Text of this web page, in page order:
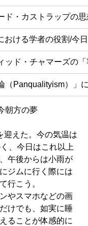
ド・カストラップの
おける学者の役割/今
ッド・チャマーズの
（Panqualityism）」
朝方の夢
迎えた。今の気温は
、今日はこれ以上
午後からは小雨が
ジムに行く際には
行こう。
やスマホなどの画
けでも、如実に睡
ることが体感的に